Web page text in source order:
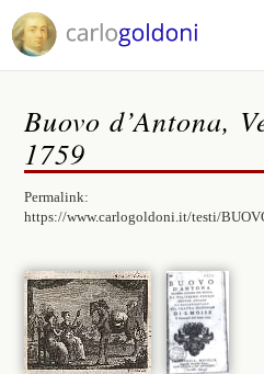
Buovo d’Antona,
1759
Permalink:
https://www.carlogoldoni.it/testi/